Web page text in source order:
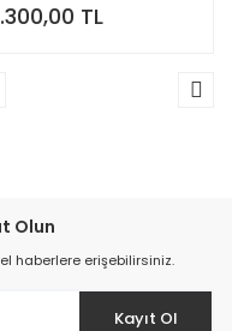
TL
Olun
haberlere erişebilirsiniz.
Kayıt Ol